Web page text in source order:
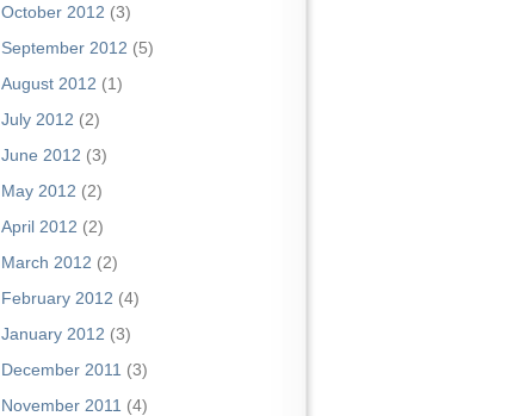
October 2012 (3)
September 2012 (5)
August 2012 (1)
July 2012 (2)
June 2012 (3)
May 2012 (2)
April 2012 (2)
March 2012 (2)
February 2012 (4)
January 2012 (3)
December 2011 (3)
November 2011 (4)